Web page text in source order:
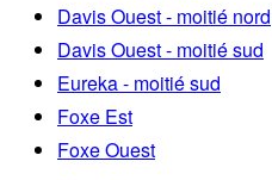
Davis Ouest - moitié nord
Davis Ouest - moitié sud
Eureka - moitié sud
Foxe Est
Foxe Ouest